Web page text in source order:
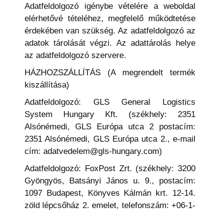
Adatfeldolgozó igénybe vételére a weboldal
elérhetővé tételéhez, megfelelő működtetése
érdekében van szükség. Az adatfeldolgozó az
adatok tárolását végzi. Az adattárolás helye
az adatfeldolgozó szervere.
HÁZHOZSZÁLLÍTÁS (A megrendelt termék
kiszállítása)
Adatfeldolgozó: GLS General Logistics
System Hungary Kft. (székhely: 2351
Alsónémedi, GLS Európa utca 2 postacím:
2351 Alsónémedi, GLS Európa utca 2., e-mail
cím: adatvedelem@gls-hungary.com)
Adatfeldolgozó: FoxPost Zrt. (székhely: 3200
Gyöngyös, Batsányi János u. 9., postacím:
1097 Budapest, Könyves Kálmán krt. 12-14.
zöld lépcsőház 2. emelet, telefonszám: +06-1-